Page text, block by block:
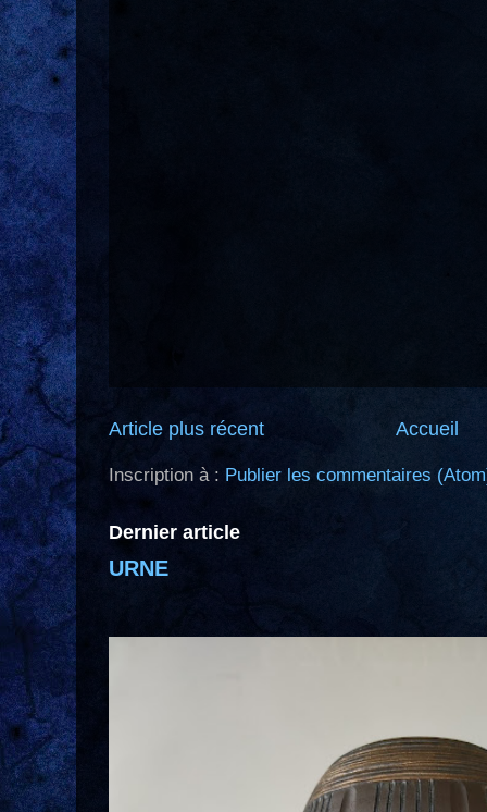
Article plus récent Accueil
Inscription à : Publier les commentaires
Dernier article
URNE